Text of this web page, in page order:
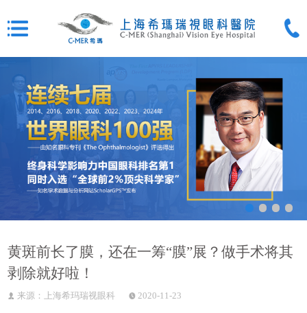
黄斑前长了膜，还在一筹“膜”展？做手术将其
剥除就好啦！
来源：上海希玛瑞视眼科 2020-11-23